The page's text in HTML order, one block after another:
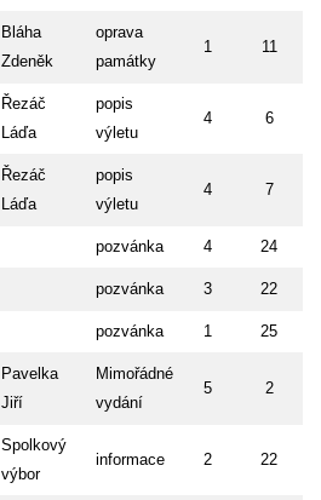
Bláha
Zdeněk
oprava
památky
1 11
Řezáč
Láďa
popis
výletu
4 6
Řezáč
Láďa
popis
výletu
4 7
pozvánka 4 24
pozvánka 3 22
pozvánka 1 25
Pavelka
Jiří
Mimořádné
vydání
5 2
Spolkový
výbor
informace 2 22